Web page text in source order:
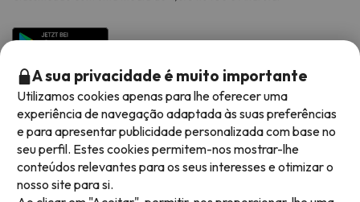
Métodos de pagamento disponíveis
A sua privacidade é muito importante
Utilizamos cookies apenas para lhe oferecer uma
experiência de navegação adaptada às suas preferências
e para apresentar publicidade personalizada com base no
seu perfil. Estes cookies permitem-nos mostrar-lhe
conteúdos relevantes para os seus interesses e otimizar o
nosso site para si.